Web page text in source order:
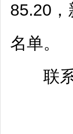
85.20
名单。
联系